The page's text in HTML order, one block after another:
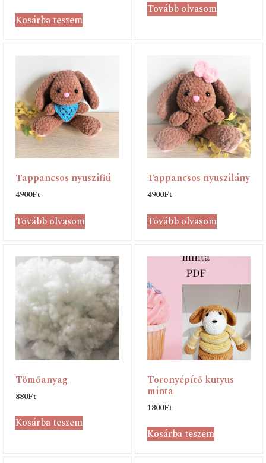
Kosárba teszem
Tovább olvasom
Tappancsos nyuszifiú
4900Ft
Tovább olvasom
Tappancsos nyuszilány
4900Ft
Tovább olvasom
Tömőanyag
880Ft
Kosárba teszem
Toronyépítő kutyus
minta
1800Ft
Kosárba teszem